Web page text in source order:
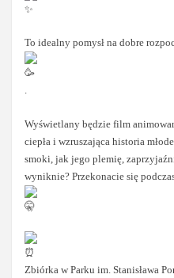
To idealny pomysł na dobre
.
Wyświetlany będzie film
ciepła i wzruszająca historia
smoki, jak jego plemię,
wyniknie? Przekonacie się
Zbiórka w Parku im. Stanisława